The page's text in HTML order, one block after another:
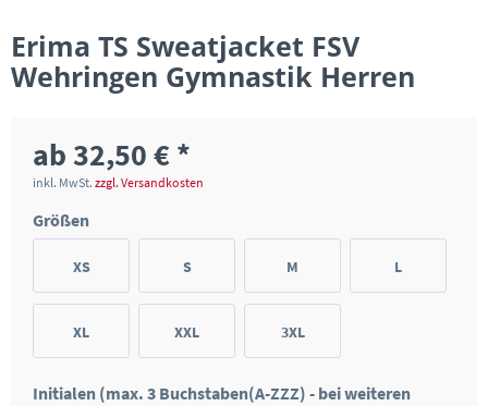
Erima TS Sweatjacket FSV
Wehringen Gymnastik Herren
ab 32,50 € *
inkl. MwSt. zzgl. Versandkosten
Größen
XS S M L
XL XXL 3XL
Initialen (max. 3 Buchstaben(A-ZZZ) - bei weiteren